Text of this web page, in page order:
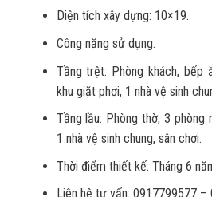
Diện tích xây dựng: 10×19.
Công năng sử dụng.
Tầng trệt: Phòng khách, bếp
khu giặt phơi, 1 nhà vệ sinh
Tầng lầu: Phòng thờ, 3 phòng
1 nhà vệ sinh chung, sân chơi.
Thời điểm thiết kế: Tháng 6
Liên hệ tư vấn: 0917799577 –